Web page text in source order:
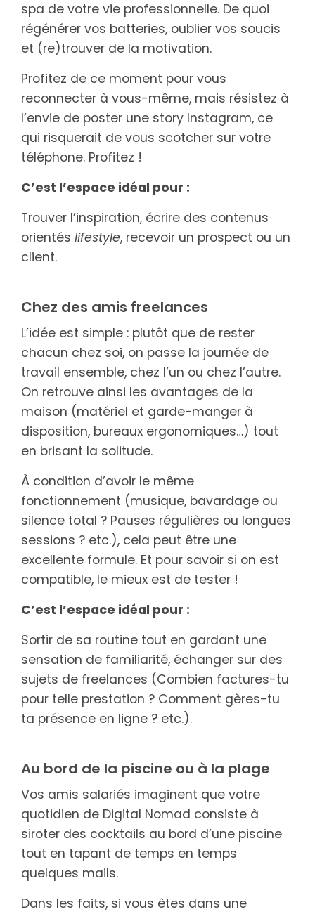
spa de votre vie professionnelle. De quoi
régénérer vos batteries, oublier vos soucis
et (re)trouver de la motivation.
Profitez de ce moment pour vous
reconnecter à vous-même, mais résistez à
l’envie de poster une story Instagram, ce
qui risquerait de vous scotcher sur votre
téléphone. Profitez !
C’est l’espace idéal pour :
Trouver l’inspiration, écrire des contenus
orientés lifestyle, recevoir un prospect ou un
client.
Chez des amis freelances
L’idée est simple : plutôt que de rester
chacun chez soi, on passe la journée de
travail ensemble, chez l’un ou chez l’autre.
On retrouve ainsi les avantages de la
maison (matériel et garde-manger à
disposition, bureaux ergonomiques…) tout
en brisant la solitude.
À condition d’avoir le même
fonctionnement (musique, bavardage ou
silence total ? Pauses régulières ou longues
sessions ? etc.), cela peut être une
excellente formule. Et pour savoir si on est
compatible, le mieux est de tester !
C’est l’espace idéal pour :
Sortir de sa routine tout en gardant une
sensation de familiarité, échanger sur des
sujets de freelances (Combien factures-tu
pour telle prestation ? Comment gères-tu
ta présence en ligne ? etc.).
Au bord de la piscine ou à la plage
Vos amis salariés imaginent que votre
quotidien de Digital Nomad consiste à
siroter des cocktails au bord d’une piscine
tout en tapant de temps en temps
quelques mails.
Dans les faits, si vous êtes dans une